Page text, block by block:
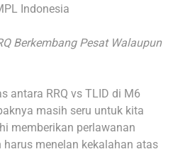
Indonesia
Berkembang Pesat Walaupun
antara RRQ vs TLID di M6
masih seru untuk kita
memberikan perlawanan
menelan kekalahan atas